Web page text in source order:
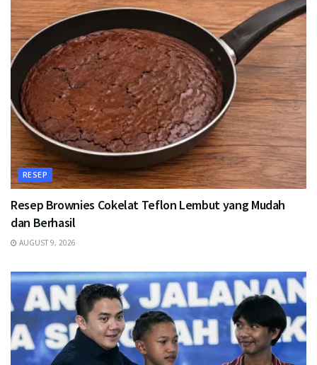
RESEP
Resep Brownies Cokelat Teflon Lembut yang Mudah
dan Berhasil
AUGUST 9, 2026